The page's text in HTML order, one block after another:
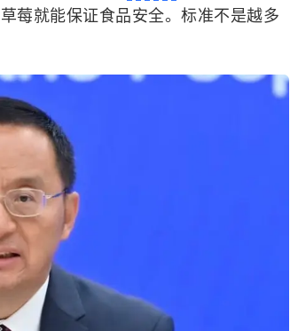
莓就能保证食品安全。标准不是越多